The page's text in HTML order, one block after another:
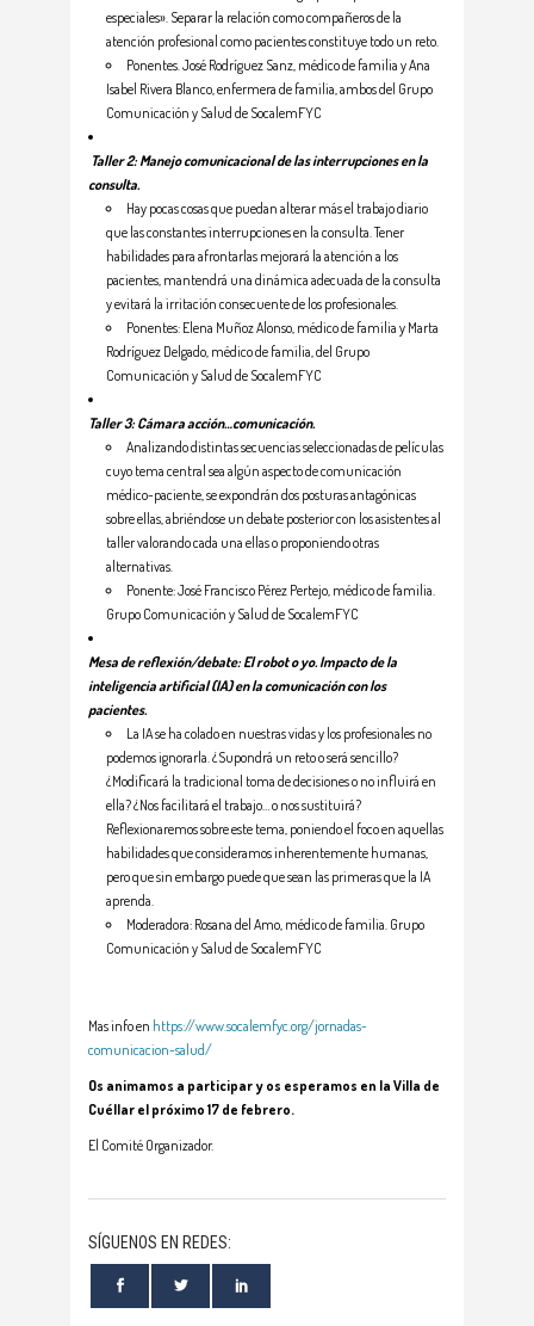
especiales». Separar la relación como compañeros de la
atención profesional como pacientes constituye todo un reto.
Ponentes. José Rodríguez Sanz, médico de familia y Ana
Isabel Rivera Blanco, enfermera de familia, ambos del Grupo
Comunicación y Salud de SocalemFYC
Taller 2: Manejo comunicacional de las interrupciones en la
consulta.
Hay pocas cosas que puedan alterar más el trabajo diario
que las constantes interrupciones en la consulta. Tener
habilidades para afrontarlas mejorará la atención a los
pacientes, mantendrá una dinámica adecuada de la consulta
y evitará la irritación consecuente de los profesionales.
Ponentes: Elena Muñoz Alonso, médico de familia y Marta
Rodríguez Delgado, médico de familia, del Grupo
Comunicación y Salud de SocalemFYC
Taller 3: Cámara acción…comunicación.
Analizando distintas secuencias seleccionadas de películas
cuyo tema central sea algún aspecto de comunicación
médico-paciente, se expondrán dos posturas antagónicas
sobre ellas, abriéndose un debate posterior con los asistentes al
taller valorando cada una ellas o proponiendo otras
alternativas.
Ponente: José Francisco Pérez Pertejo, médico de familia.
Grupo Comunicación y Salud de SocalemFYC
Mesa de reflexión/debate: El robot o yo. Impacto de la
inteligencia artificial (IA) en la comunicación con los
pacientes.
La IA se ha colado en nuestras vidas y los profesionales no
podemos ignorarla. ¿Supondrá un reto o será sencillo?
¿Modificará la tradicional toma de decisiones o no influirá en
ella? ¿Nos facilitará el trabajo… o nos sustituirá?
Reflexionaremos sobre este tema, poniendo el foco en aquellas
habilidades que consideramos inherentemente humanas,
pero que sin embargo puede que sean las primeras que la IA
aprenda.
Moderadora: Rosana del Amo, médico de familia. Grupo
Comunicación y Salud de SocalemFYC
Mas info en https://www.socalemfyc.org/jornadas-
comunicacion-salud/
Os animamos a participar y os esperamos en la Villa de
Cuéllar el próximo 17 de febrero.
El Comité Organizador.
SÍGUENOS EN REDES: